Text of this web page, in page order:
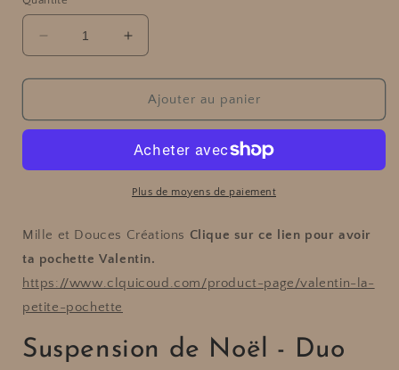
1
fenêtre
Réduire
la
quantité
Suspension
-
de
neige
à
paillette
Augmenter
la
quantité
Suspension
Noël
-
Duo
de
à
paillette
Ajouter au panier
Plus de moyens de paiement
Mille et Douces Créations Clique sur ce lien pour avoir
ta pochette Valentin.
https://www.clquicoud.com/product-page/valentin-la-
petite-pochette
Suspension de Noël - Duo